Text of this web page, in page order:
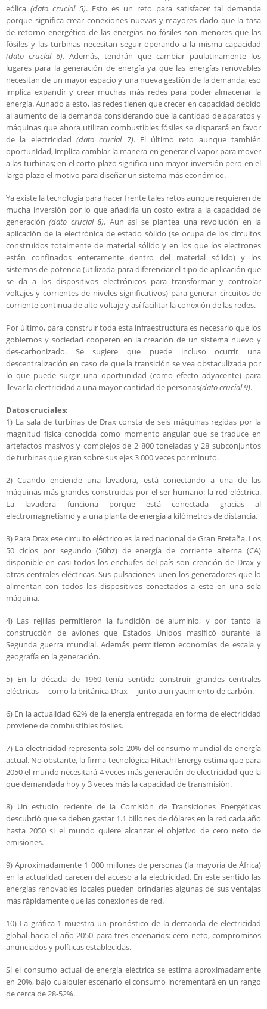
eólica (dato crucial 5). Esto es un reto para satisfacer tal demanda
porque significa crear conexiones nuevas y mayores dado que la tasa
de retorno energético de las energías no fósiles son menores que las
fósiles y las turbinas necesitan seguir operando a la misma capacidad
(dato crucial 6). Además, tendrán que cambiar paulatinamente los
lugares para la generación de energía ya que las energías renovables
necesitan de un mayor espacio y una nueva gestión de la demanda; eso
implica expandir y crear muchas más redes para poder almacenar la
energía. Aunado a esto, las redes tienen que crecer en capacidad debido
al aumento de la demanda considerando que la cantidad de aparatos y
máquinas que ahora utilizan combustibles fósiles se disparará en favor
de la electricidad (dato crucial 7). El último reto aunque también
oportunidad, implica cambiar la manera en generar el vapor para mover
a las turbinas; en el corto plazo significa una mayor inversión pero en el
largo plazo el motivo para diseñar un sistema más económico.
Ya existe la tecnología para hacer frente tales retos aunque requieren de
mucha inversión por lo que añadiría un costo extra a la capacidad de
generación(dato crucial 8). Aun así se plantea una revolución en la
aplicación de la electrónica de estado sólido (se ocupa de los circuitos
construidos totalmente de material sólido y en los que los electrones
están confinados enteramente dentro del material sólido) y los
sistemas de potencia (utilizada para diferenciar el tipo de aplicación que
se da a los dispositivos electrónicos para transformar y controlar
voltajes y corrientes de niveles significativos) para generar circuitos de
corriente continua de alto voltaje y así facilitar la conexión de las redes.
Por último, para construir toda esta infraestructura es necesario que los
gobiernos y sociedad cooperen en la creación de un sistema nuevo y
des-carbonizado. Se sugiere que puede incluso ocurrir una
descentralización en caso de que la transición se vea obstaculizada por
lo que puede surgir una oportunidad (como efecto adyacente) para
llevar la electricidad a una mayor cantidad de personas(dato crucial 9).
Datos cruciales:
1) La sala de turbinas de Drax consta de seis máquinas regidas por la
magnitud física conocida como momento angular que se traduce en
artefactos masivos y complejos de 2 800 toneladas y 28 subconjuntos
de turbinas que giran sobre sus ejes 3 000 veces por minuto.
2) Cuando enciende una lavadora, está conectando a una de las
máquinas más grandes construidas por el ser humano: la red eléctrica.
La lavadora funciona porque está conectada gracias al
electromagnetismo y a una planta de energía a kilómetros de distancia.
3) Para Drax ese circuito eléctrico es la red nacional de Gran Bretaña. Los
50 ciclos por segundo (50hz) de energía de corriente alterna (CA)
disponible en casi todos los enchufes del país son creación de Drax y
otras centrales eléctricas. Sus pulsaciones unen los generadores que lo
alimentan con todos los dispositivos conectados a este en una sola
máquina.
4) Las rejillas permitieron la fundición de aluminio, y por tanto la
construcción de aviones que Estados Unidos masificó durante la
Segunda guerra mundial. Además permitieron economías de escala y
geografía en la generación.
5) En la década de 1960 tenía sentido construir grandes centrales
eléctricas —como la británica Drax— junto a un yacimiento de carbón.
6) En la actualidad 62% de la energía entregada en forma de electricidad
proviene de combustibles fósiles.
7) La electricidad representa solo 20% del consumo mundial de energía
actual. No obstante, la firma tecnológica Hitachi Energy estima que para
2050 el mundo necesitará 4 veces más generación de electricidad que la
que demandada hoy y 3 veces más la capacidad de transmisión.
8) Un estudio reciente de la Comisión de Transiciones Energéticas
descubrió que se deben gastar 1.1 billones de dólares en la red cada año
hasta 2050 si el mundo quiere alcanzar el objetivo de cero neto de
emisiones.
9) Aproximadamente 1 000 millones de personas (la mayoría de África)
en la actualidad carecen del acceso a la electricidad. En este sentido las
energías renovables locales pueden brindarles algunas de sus ventajas
más rápidamente que las conexiones de red.
10) La gráfica 1 muestra un pronóstico de la demanda de electricidad
global hacia el año 2050 para tres escenarios: cero neto, compromisos
anunciados y políticas establecidas.
Si el consumo actual de energía eléctrica se estima aproximadamente
en 20%, bajo cualquier escenario el consumo incrementará en un rango
de cerca de 28-52%.